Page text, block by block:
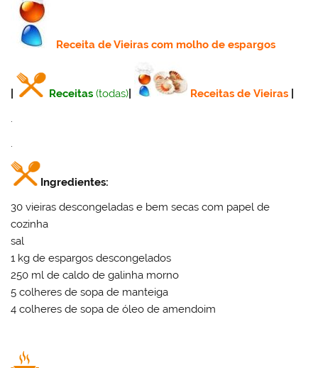
Receitade Vieiras com molho de espargos
Receitas (todas) Receitas de Vieiras
.
.
Ingredientes:
30 vieiras descongeladas e bem secas com papel de
cozinha
sal
1 kg de espargos descongelados
250 ml de caldo de galinha morno
5 colheres de sopa de manteiga
4 colheres de sopa de óleo de amendoim